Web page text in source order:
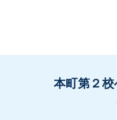
本町第２